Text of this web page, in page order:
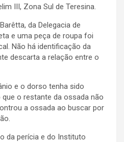
III, Zona Sul de Teresina.
da Delegacia de
e uma peça de roupa foi
Não há identificação da
descarta a relação entre o
e o dorso tenha sido
o restante da ossada não
a ossada ao buscar por
da perícia e do Instituto